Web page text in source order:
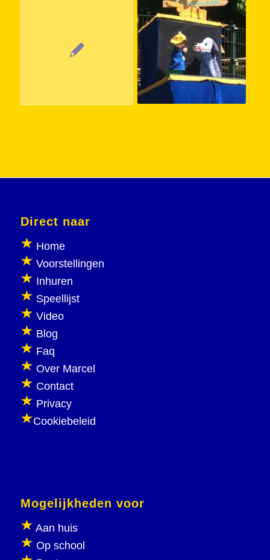
Direct naar
Home
Voorstellingen
Inhuren
Speellijst
Video
Blog
Faq
Over Marcel
Contact
Privacy
Cookiebeleid
Mogelijkheden voor
Aan huis
Op school